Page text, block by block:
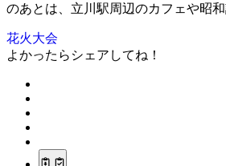
のあとは、立川駅周辺のカフェや昭
花火大会
よかったらシェアしてね！